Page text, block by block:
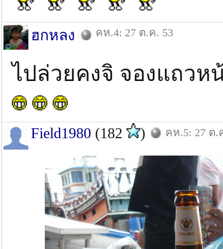
ฮกหลง คห.4: 27 ต.ค. 53
ไปล่วยคงจิ จองแถวห
Field1980 (182 ) คห.5: 27 ต.